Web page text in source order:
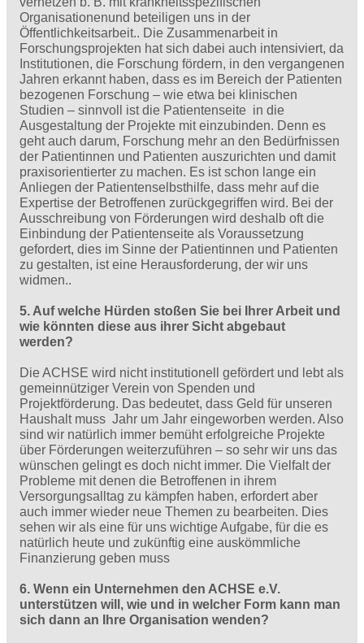
Organisationenund beteiligen uns in der
Öffentlichkeitsarbeit.. Die Zusammenarbeit in
Forschungsprojekten hat sich dabei auch intensiviert, da
Institutionen, die Forschung fördern, in den vergangenen
Jahren erkannt haben, dass es im Bereich der Patienten
bezogenen Forschung – wie etwa bei klinischen
Studien – sinnvoll ist die Patientenseite in die
Ausgestaltung der Projekte mit einzubinden. Denn es
geht auch darum, Forschung mehr an den Bedürfnissen
der Patientinnen und Patienten auszurichten und damit
praxisorientierter zu machen. Es ist schon lange ein
Anliegen der Patientenselbsthilfe, dass mehr auf die
Expertise der Betroffenen zurückgegriffen wird. Bei der
Ausschreibung von Förderungen wird deshalb oft die
Einbindung der Patientenseite als Voraussetzung
gefordert, dies im Sinne der Patientinnen und Patienten
zu gestalten, ist eine Herausforderung, der wir uns
widmen..
5. Auf welche Hürden stoßen Sie bei Ihrer Arbeit und
wie könnten diese aus ihrer Sicht abgebaut
werden?
Die ACHSE wird nicht institutionell gefördert und lebt als
gemeinnütziger Verein von Spenden und
Projektförderung. Das bedeutet, dass Geld für unseren
Haushalt muss Jahr um Jahr eingeworben werden. Also
sind wir natürlich immer bemüht erfolgreiche Projekte
über Förderungen weiterzuführen – so sehr wir uns das
wünschen gelingt es doch nicht immer. Die Vielfalt der
Probleme mit denen die Betroffenen in ihrem
Versorgungsalltag zu kämpfen haben, erfordert aber
auch immer wieder neue Themen zu bearbeiten. Dies
sehen wir als eine für uns wichtige Aufgabe, für die es
natürlich heute und zukünftig eine auskömmliche
Finanzierung geben muss
6. Wenn ein Unternehmen den ACHSE e.V.
unterstützen will, wie und in welcher Form kann man
sich dann an Ihre Organisation wenden?